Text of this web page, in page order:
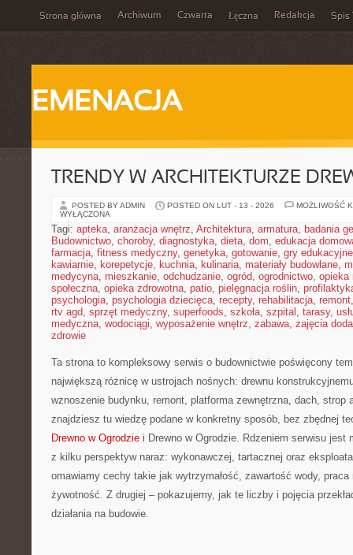
Strona główna Archiwum Czwarta Łęczna Redakcja Spis
EMENACJA
TRENDY W ARCHITEKTURZE
POSTED BY ADMIN POSTED ON LUT - 13 - 2026
MOŻLIWOŚĆ
WYŁĄCZONA
Tagi: apteka, aranżacja wnętrz, Architektura, armatura, badania
Budownictwo, choroby, diagnostyka, dieta, dom, edukacja
farmacja, fitness medyczny, genetyka, gotowanie, gry edukacyjne
kawiarnie, korepetycje, kuchnia, kulinaria, materiały budowlane,
medycyna, mieszkanie, odchudzanie, ogród, ogrodnictwo, opieka
społeczna, opieka zdrowotna, patio, pielęgnacja roślin,
psychologia, psychologia dziecięca, recepty, rehabilitacja, remont
rtv agd, sprzęt medyczny, superfoods, szkoła, szpital , tarasy,
medyczna, wodociągi, wyposażenie wnętrz, zabawa, zajęcia
zdrowie
Ta strona to kompleksowy serwis o budownictwie poświęcony
największą różnicę w ustrojach nośnych: drewnu
wznoszenie budynku, remont, platforma zewnętrzna, dach, strop
znajdziesz tu wiedzę podane w konkretny sposób, bez zbędnej
Drewno w Ogrodzie i Drewno w Ogrodzie. Rdzeniem serwisu jest
z kilku perspektyw naraz: wykonawczej, tartacznej oraz
omawiamy cechy takie jak wytrzymałość, zawartość wody, praca
żywotność. Z drugiej – pokazujemy, jak te liczby i pojęcia
działania na budowie.